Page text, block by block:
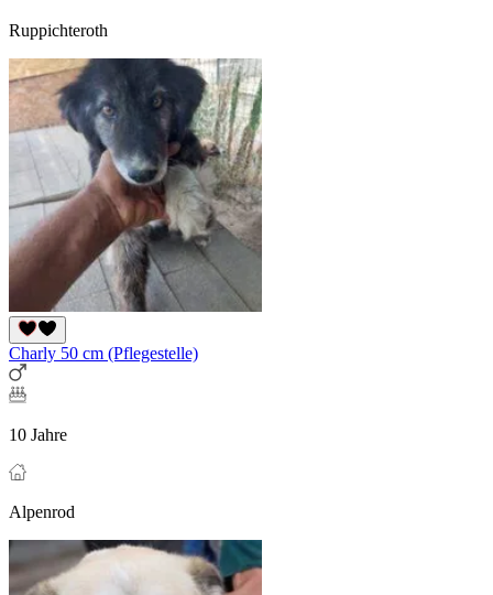
Ruppichteroth
Charly 50 cm (Pflegestelle)
10 Jahre
Alpenrod